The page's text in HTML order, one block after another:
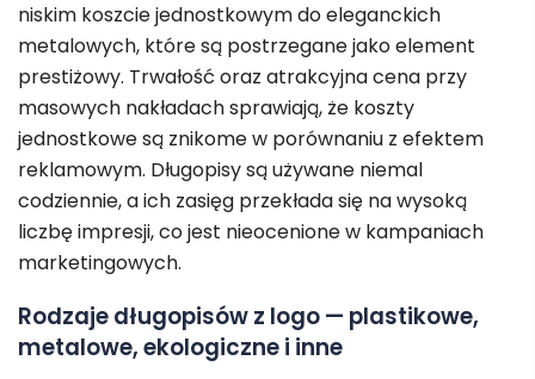
niskim koszcie jednostkowym do eleganckich
metalowych, które są postrzegane jako element
prestiżowy. Trwałość oraz atrakcyjna cena przy
masowych nakładach sprawiają, że koszty
jednostkowe są znikome w porównaniu z efektem
reklamowym. Długopisy są używane niemal
codziennie, a ich zasięg przekłada się na wysoką
liczbę impresji, co jest nieocenione w kampaniach
marketingowych.
Rodzaje długopisów z logo — plastikowe,
metalowe, ekologiczne i inne